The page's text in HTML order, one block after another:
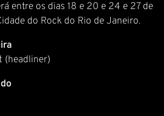
entre os dias 18 e 20 e 24 e 27 de
do Rock do Rio de Janeiro.
(headliner)